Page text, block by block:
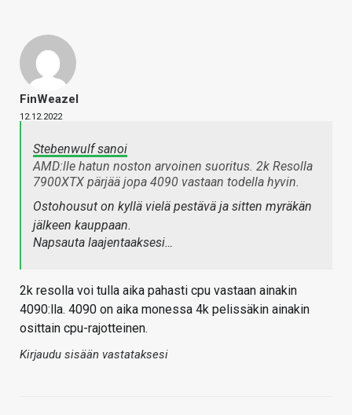
FinWeazel
12.12.2022
Stebenwulf sanoi
AMD:lle hatun noston arvoinen suoritus. 2k Resolla
7900XTX pärjää jopa 4090 vastaan todella hyvin.
Ostohousut on kyllä vielä pestävä ja sitten myräkän
jälkeen kauppaan.
Napsauta laajentaaksesi…
2k resolla voi tulla aika pahasti cpu vastaan ainakin
4090:lla. 4090 on aika monessa 4k pelissäkin ainakin
osittain cpu-rajotteinen.
Kirjaudu sisään vastataksesi